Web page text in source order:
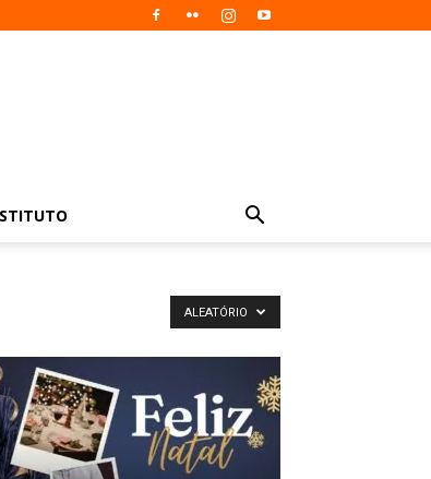
ALEATÓRIO